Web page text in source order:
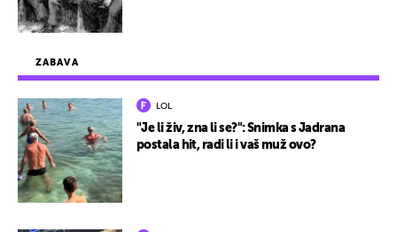
ZABAVA
LOL
"Je li živ, zna li se?": Snimka s Jadrana
postala hit, radi li i vaš muž ovo?